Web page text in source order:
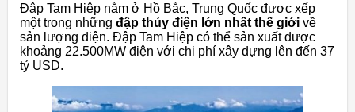
Đập Tam Hiệp nằm ở Hồ Bắc, Trung Quốc được xếp
một trong những đập thủy điện lớn nhất thế giới về
sản lượng điện. Đập Tam Hiệp có thể sản xuất được
khoảng 22.500MW điện với chi phí xây dựng lên đến 37
tỷ USD.